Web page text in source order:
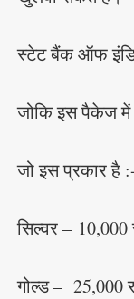
स्टेट बैंक ऑफ
जोकि इस पैकेज में
जो इस प्रकार है
सिल्वर –
गोल्ड – 25,000